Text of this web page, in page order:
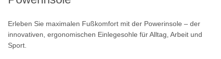
Erleben Sie maximalen Fußkomfort mit der Powerinsole – der
innovativen, ergonomischen Einlegesohle für Alltag, Arbeit und
Sport.